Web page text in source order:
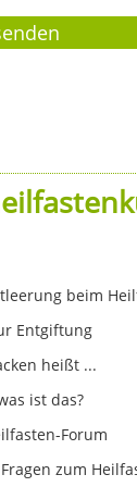
beim
Entgiftung
heißt ...
ist das?
Forum
zum